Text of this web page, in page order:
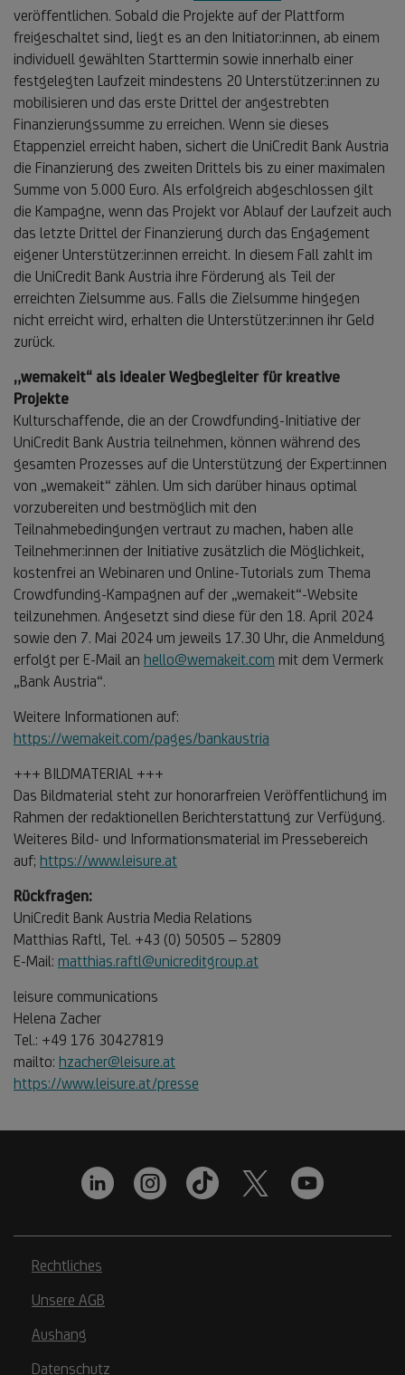
veröffentlichen. Sobald die Projekte auf der Plattform
freigeschaltet sind, liegt es an den Initiator:innen, ab einem
individuell gewählten Starttermin sowie innerhalb einer
festgelegten Laufzeit mindestens 20 Unterstützer:innen zu
mobilisieren und das erste Drittel der angestrebten
Finanzierungssumme zu erreichen. Wenn sie dieses
Etappenziel erreicht haben, sichert die UniCredit Bank Austria
die Finanzierung des zweiten Drittels bis zu einer maximalen
Summe von 5.000 Euro. Als erfolgreich abgeschlossen gilt
die Kampagne, wenn das Projekt vor Ablauf der Laufzeit auch
das letzte Drittel der Finanzierung durch das Engagement
eigener Unterstützer:innen erreicht. In diesem Fall zahlt im
die UniCredit Bank Austria ihre Förderung als Teil der
erreichten Zielsumme aus. Falls die Zielsumme hingegen
nicht erreicht wird, erhalten die Unterstützer:innen ihr Geld
zurück.
„wemakeit“ als idealer Wegbegleiter für kreative
Projekte
Kulturschaffende, die an der Crowdfunding-Initiative der
UniCredit Bank Austria teilnehmen, können während des
gesamten Prozesses auf die Unterstützung der Expert:innen
von „wemakeit“ zählen. Um sich darüber hinaus optimal
vorzubereiten und bestmöglich mit den
Teilnahmebedingungen vertraut zu machen, haben alle
Teilnehmer:innen der Initiative zusätzlich die Möglichkeit,
kostenfrei an Webinaren und Online-Tutorials zum Thema
Crowdfunding-Kampagnen auf der „wemakeit“-Website
teilzunehmen. Angesetzt sind diese für den 18. April 2024
sowie den 7. Mai 2024 um jeweils 17.30 Uhr, die Anmeldung
erfolgt per E-Mail an hello@wemakeit.com mit dem Vermerk
„Bank Austria“.
Weitere Informationen auf:
https://wemakeit.com/pages/bankaustria
+++ BILDMATERIAL +++
Das Bildmaterial steht zur honorarfreien Veröffentlichung im
Rahmen der redaktionellen Berichterstattung zur Verfügung.
Weiteres Bild- und Informationsmaterial im Pressebereich
auf; https://www.leisure.at
Rückfragen:
UniCredit Bank Austria Media Relations
Matthias Raftl, Tel. +43 (0) 50505 – 52809
E-Mail: matthias.raftl@unicreditgroup.at
leisure communications
Helena Zacher
Tel.: +49 176 30427819
mailto: hzacher@leisure.at
https://www.leisure.at/presse
Rechtliches
Unsere AGB
Aushang
Datenschutz